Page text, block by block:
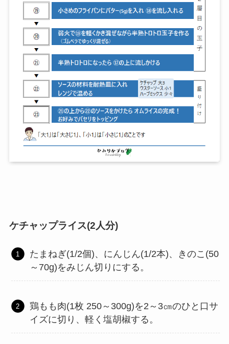
ケチャップライス(2人分)
たまねぎ(1/2個)、にんじん(1/2本)、きのこ(50
～70g)をみじん切りにする。
鶏もも肉(1枚 250～300g)を2～3㎝のひと口サ
イズに切り、軽く塩胡椒する。